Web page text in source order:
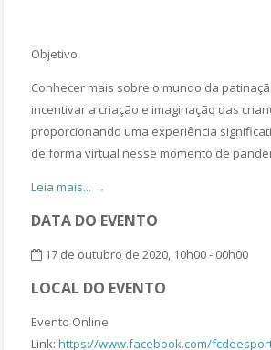
Objetivo
Conhecer mais sobre o mundo da
incentivar a criação e imaginação das
proporcionando uma experiência
de forma virtual nesse momento de
Leia mais... →
DATA DO EVENTO
17 de outubro de 2020, 10h00 - 00h00
LOCAL DO EVENTO
Evento Online
Link:https://www.facebook.com/